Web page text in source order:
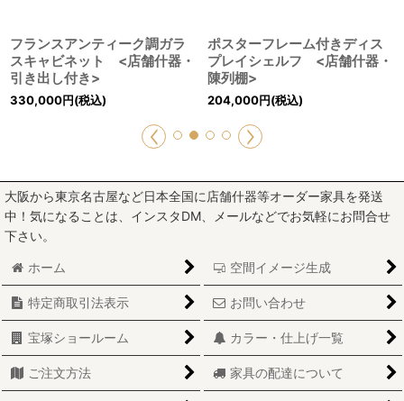
フランスアンティーク調ガラ
スキャビネット <店舗什器・
引き出し付き>
330,000円(税込)
ポスターフレーム付きディス
プレイシェルフ <店舗什器・
陳列棚>
204,000円(税込)
大阪から東京名古屋など日本全国に店舗什器等オーダー家具を発送
中！気になることは、インスタDM、メールなどでお気軽にお問合せ
下さい。
ホーム 空間イメージ生成
特定商取引法表示 お問い合わせ
宝塚ショールーム カラー・仕上げ一覧
ご注文方法 家具の配達について